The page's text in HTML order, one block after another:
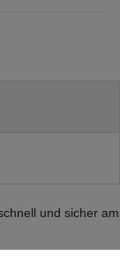
und sicher am